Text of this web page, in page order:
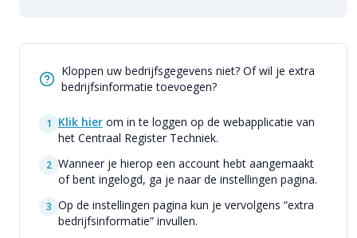
Kloppen uw bedrijfsgegevens niet? Of wil je extra
bedrijfsinformatie toevoegen?
1 Klik hier om in te loggen op de webapplicatie van
het Centraal Register Techniek.
2 Wanneer je hierop een account hebt aangemaakt
of bent ingelogd, ga je naar de instellingen pagina.
3 Op de instellingen pagina kun je vervolgens “extra
bedrijfsinformatie” invullen.